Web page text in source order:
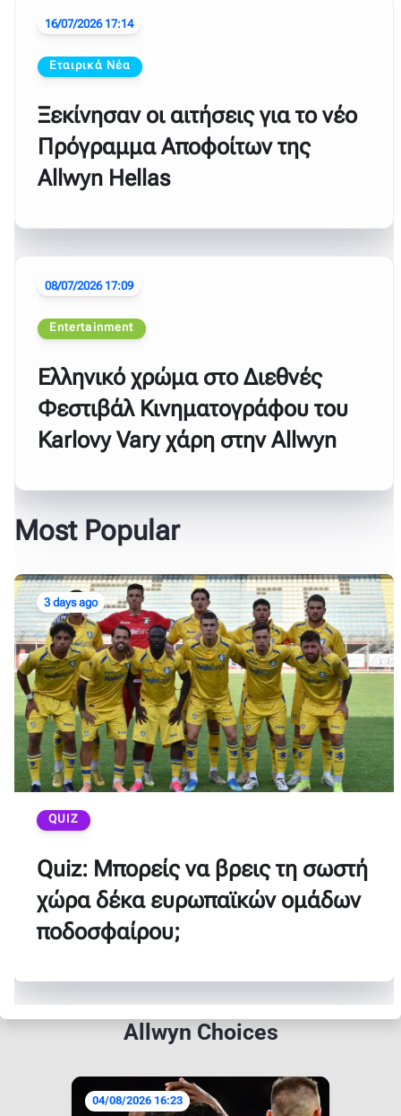
16/07/2026 17:14
Εταιρικά Νέα
Ξεκίνησαν οι αιτήσεις για το νέο
Πρόγραμμα Αποφοίτων της
Allwyn Hellas
08/07/2026 17:09
Entertainment
Ελληνικό χρώμα στο Διεθνές
Φεστιβάλ Κινηματογράφου του
Karlovy Vary χάρη στην Allwyn
Most Popular
3 days ago
QUIZ
Quiz: Μπορείς να βρεις τη σωστή
χώρα δέκα ευρωπαϊκών ομάδων
ποδοσφαίρου;
Allwyn Choices
04/08/2026 16:23